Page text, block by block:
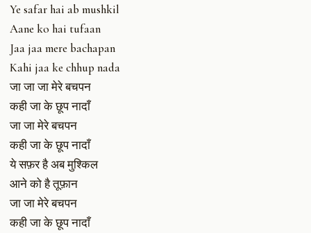
Ye safar hai ab mushkil
Aane ko hai tufaan
Jaa jaa mere bachapan
Kahi jaa ke chhup nada
जा जा जा मेरे बचपन
कही जा के छूप नादाँ
जा जा मेरे बचपन
कही जा के छूप नादाँ
ये सफ़र है अब मुश्किल
आने को है तूफ़ान
जा जा मेरे बचपन
कही जा के छूप नादाँ